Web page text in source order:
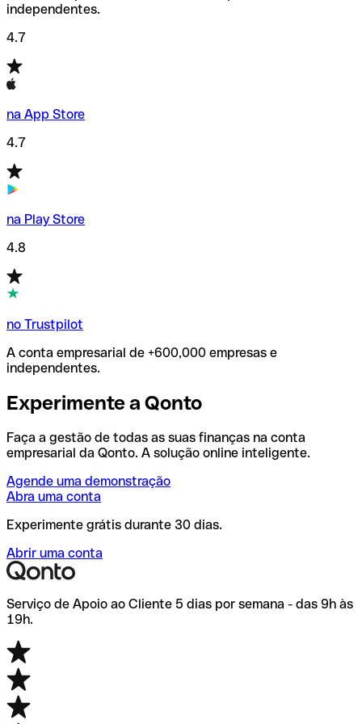
independentes.
4.7
na App Store
4.7
na Play Store
4.8
no Trustpilot
A conta empresarial de +600,000 empresas e
independentes.
Experimente a Qonto
Faça a gestão de todas as suas finanças na conta
empresarial da Qonto. A solução online inteligente.
Agende uma demonstração
Abra uma conta
Experimente grátis durante 30 dias.
Abrir uma conta
Serviço de Apoio ao Cliente 5 dias por semana - das 9h às
19h.